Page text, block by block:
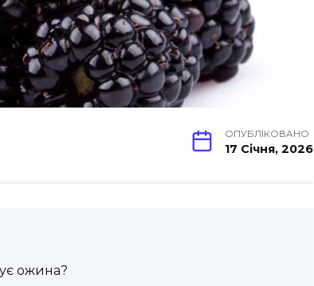
ОПУБЛІКОВАНО
17 Січня, 2026
ожина?